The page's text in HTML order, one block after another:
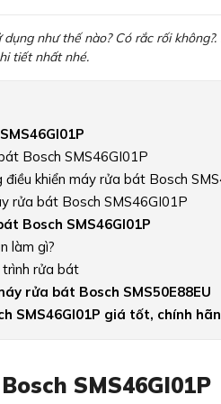
như thế nào? Có rắc rối
tiết nhất nhé.
Bosch SMS46GI01P
điều khiển máy rửa bát Bosch
rửa bát Bosch SMS46GI01P
Bosch SMS46GI01P
làm gì?
trình rửa bát
rửa bát Bosch SMS50E88EU
SMS46GI01P giá tốt, chính
SMS46GI01P